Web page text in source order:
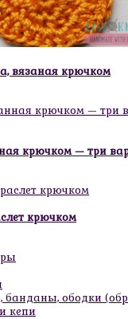
вязаная крючком
крючком — три
крючком
банданы, ободки
кепи